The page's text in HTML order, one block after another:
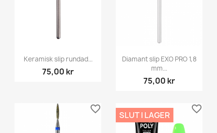
Keramisk slip rundad...
75,00 kr
Diamant slip EXO PRO 1,8
mm...
75,00 kr
favorite_border
SLUT I LAGER
favorite_border